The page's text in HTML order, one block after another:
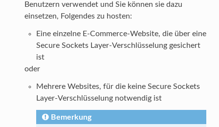
Benutzern verwendet und Sie können sie dazu
einsetzen, Folgendes zu hosten:
Eine einzelne E-Commerce-Website, die über eine
Secure Sockets Layer-Verschlüsselung gesichert
ist
oder
Mehrere Websites, für die keine Secure Sockets
Layer-Verschlüsselung notwendig ist
Bemerkung